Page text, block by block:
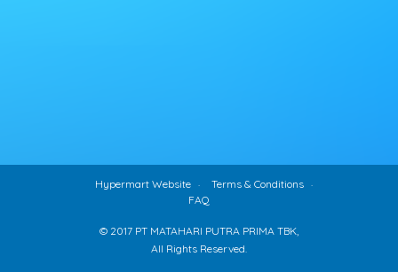
Hypermart Website
Terms & Conditions
FAQ
© 2017 PT MATAHARI PUTRA PRIMA TBK,
All Rights Reserved.